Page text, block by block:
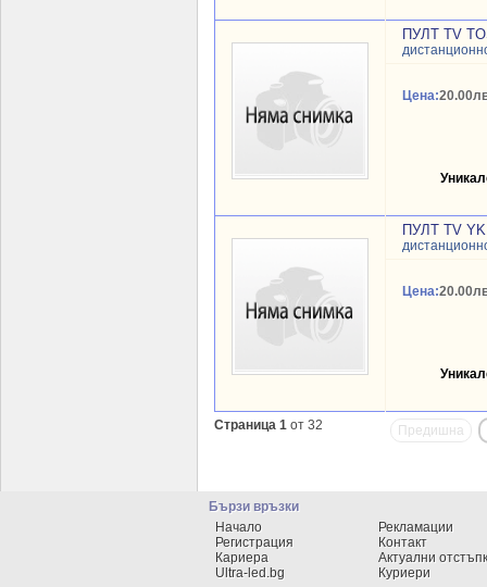
ПУЛТ TV
Цена:
ПУЛТ TV
Цена:
Предишна
Страница 1 от 32
Бързи връзки
Начало
Рекламации
Регистрация
Контакт
Кариера
Актуални
Ultra-led.bg
Куриери